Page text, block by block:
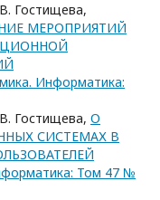
Гостищева,
МЕРОПРИЯТИЙ
Информатика:
Гостищева, О
СИСТЕМАХ В
Том 47 №